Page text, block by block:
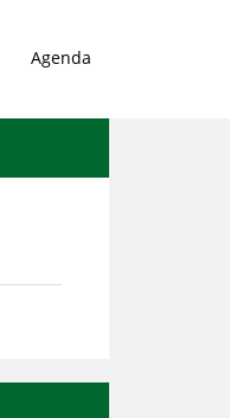
Agenda